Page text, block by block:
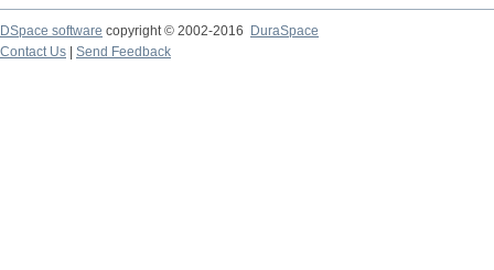
DSpace software copyright © 2002-2016
DuraSpace
Contact Us
Send Feedback